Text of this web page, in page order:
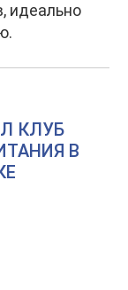
идеально
КЛУБ
В